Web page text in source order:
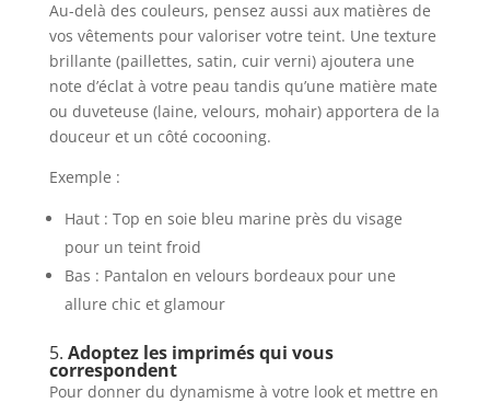
Au-delà des couleurs, pensez aussi aux matières de
vos vêtements pour valoriser votre teint. Une texture
brillante (paillettes, satin, cuir verni) ajoutera une
note d’éclat à votre peau tandis qu’une matière mate
ou duveteuse (laine, velours, mohair) apportera de la
douceur et un côté cocooning.
Exemple :
Haut : Top en soie bleu marine près du visage
pour un teint froid
Bas : Pantalon en velours bordeaux pour une
allure chic et glamour
5. Adoptez les imprimés qui vous
correspondent
Pour donner du dynamisme à votre look et mettre en